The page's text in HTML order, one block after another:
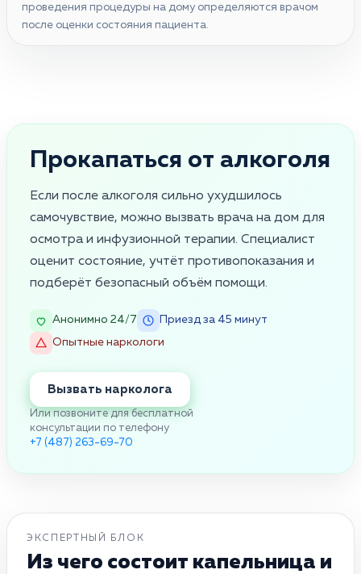
проведения процедуры на дому определяются врачом
после оценки состояния пациента.
Прокапаться от алкоголя
Если после алкоголя сильно ухудшилось
самочувствие, можно вызвать врача на дом для
осмотра и инфузионной терапии. Специалист
оценит состояние, учтёт противопоказания и
подберёт безопасный объём помощи.
Анонимно 24/7
Приезд за 45 минут
Опытные наркологи
Вызвать нарколога
Или позвоните для бесплатной
консультации по телефону
+7 (487) 263-69-70
ЭКСПЕРТНЫЙ БЛОК
Из чего состоит капельница и